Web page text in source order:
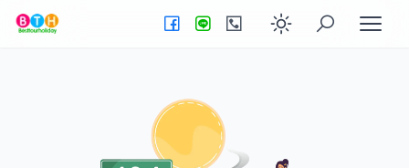
Enable dark